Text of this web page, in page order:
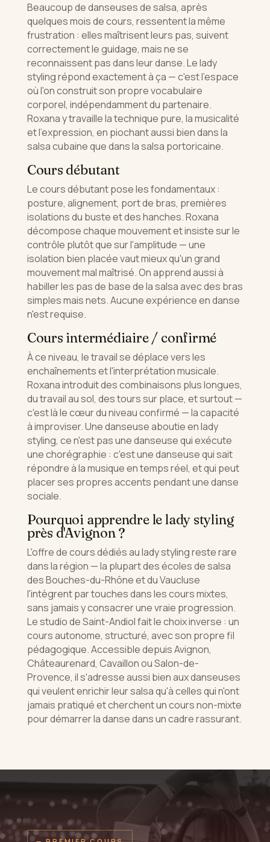
Beaucoup de danseuses de salsa, après
quelques mois de cours, ressentent la même
frustration : elles maîtrisent leurs pas, suivent
correctement le guidage, mais ne se
reconnaissent pas dans leur danse. Le lady
styling répond exactement à ça — c'est l'espace
où l'on construit son propre vocabulaire
corporel, indépendamment du partenaire.
Roxana y travaille la technique pure, la musicalité
et l'expression, en piochant aussi bien dans la
salsa cubaine que dans la salsa portoricaine.
Cours débutant
Le cours débutant pose les fondamentaux :
posture, alignement, port de bras, premières
isolations du buste et des hanches. Roxana
décompose chaque mouvement et insiste sur le
contrôle plutôt que sur l'amplitude — une
isolation bien placée vaut mieux qu'un grand
mouvement mal maîtrisé. On apprend aussi à
habiller les pas de base de la salsa avec des bras
simples mais nets. Aucune expérience en danse
n'est requise.
Cours intermédiaire / confirmé
À ce niveau, le travail se déplace vers les
enchaînements et l'interprétation musicale.
Roxana introduit des combinaisons plus longues,
du travail au sol, des tours sur place, et surtout —
c'est là le cœur du niveau confirmé — la capacité
à improviser. Une danseuse aboutie en lady
styling, ce n'est pas une danseuse qui exécute
une chorégraphie : c'est une danseuse qui sait
répondre à la musique en temps réel, et qui peut
placer ses propres accents pendant une danse
sociale.
Pourquoi apprendre le lady styling
près d'Avignon ?
L'offre de cours dédiés au lady styling reste rare
dans la région — la plupart des écoles de salsa
des Bouches-du-Rhône et du Vaucluse
l'intègrent par touches dans les cours mixtes,
sans jamais y consacrer une vraie progression.
Le studio de Saint-Andiol fait le choix inverse : un
cours autonome, structuré, avec son propre fil
pédagogique. Accessible depuis Avignon,
Châteaurenard, Cavaillon ou Salon-de-
Provence, il s'adresse aussi bien aux danseuses
qui veulent enrichir leur salsa qu'à celles qui n'ont
jamais pratiqué et cherchent un cours non-mixte
pour démarrer la danse dans un cadre rassurant.